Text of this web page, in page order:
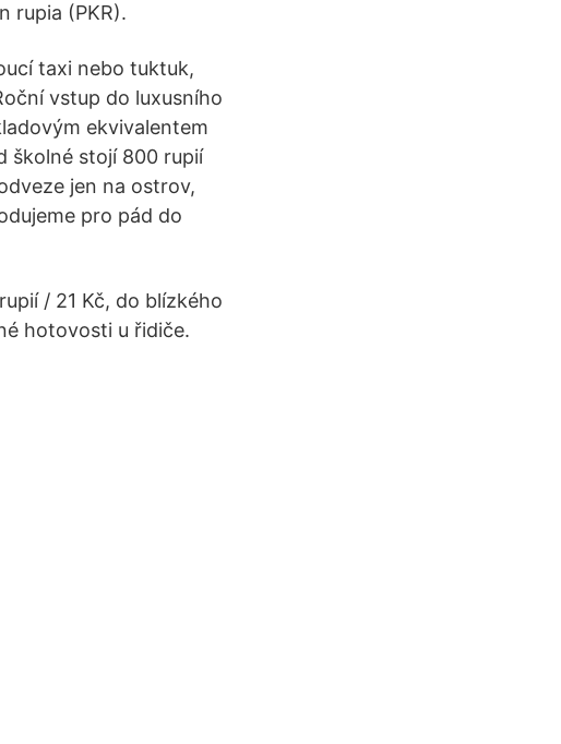
rupia (PKR).
taxi nebo tuktuk,
vstup do luxusního
ekvivalentem
školné stojí 800 rupií
jen na ostrov,
pro pád do
/ 21 Kč, do blízkého
hotovosti u řidiče.